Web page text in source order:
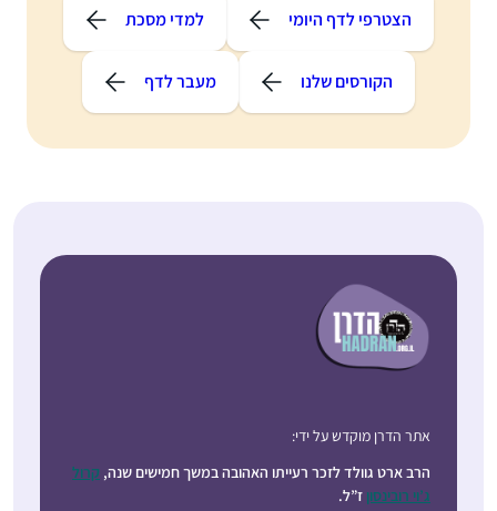
הצטרפי לדף היומי למדי מסכת
הקורסים שלנו מעבר לדף
אתר הדרן מוקדש על ידי:
הרב ארט גוולד לזכר רעייתו האהובה במשך חמישים שנה, קרול
ג’וי רובינסון ז”ל.